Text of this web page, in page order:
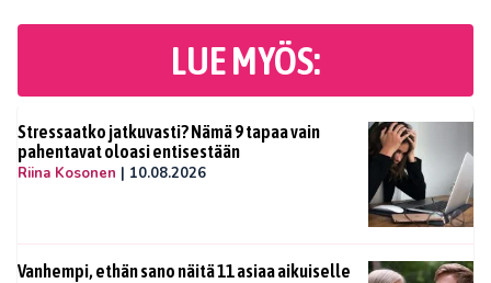
LUE MYÖS:
Stressaatko jatkuvasti? Nämä 9 tapaa vain
pahentavat oloasi entisestään
Riina Kosonen | 10.08.2026
Vanhempi, ethän sano näitä 11 asiaa aikuiselle